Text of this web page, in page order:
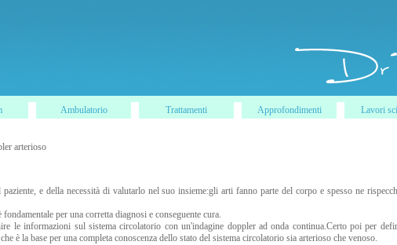
arterioso
e della necessità di valutarlo nel suo insieme:gli arti fanno parte del corpo e spesso ne
per una corretta diagnosi e conseguente cura.
le informazioni sul sistema circolatorio con un'indagine doppler ad onda continua.Certo poi per
è la base per una completa conoscenza dello stato del sistema circolatorio sia arterioso che venoso.
Ambulatorio Trattamenti Approfondimenti
Lavori